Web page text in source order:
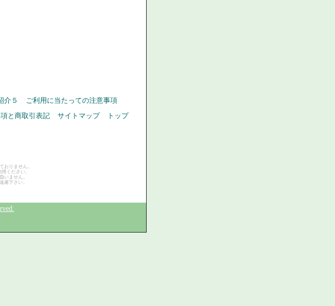
介５
ご利用に当たっての注意事項
と商取引表記 サイトマップ トップ
りません。
ください。
いません。
慮下さい。